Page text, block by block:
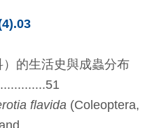
） 的生活史與成蟲分布
flavida (Coleoptera,